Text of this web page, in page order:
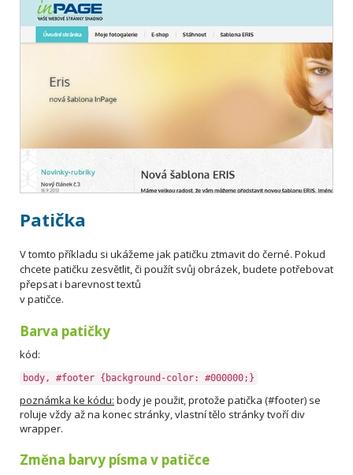
Patička
V tomto příkladu si ukážeme jak patičku ztmavit do černé. Pokud
chcete patičku zesvětlit, či použít svůj obrázek, budete potřebovat
přepsat i barevnost textů
v patičce.
Barva patičky
kód:
body, #footer {background-color: #000000;}
poznámka ke kódu: body je použit, protože patička (#footer) se
roluje vždy až na konec stránky, vlastní tělo stránky tvoří div
wrapper.
Změna barvy písma v patičce